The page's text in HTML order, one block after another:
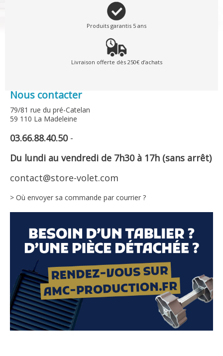
Produits garantis 5 ans
Livraison offerte dès 250€ d’achats
Nous contacter
79/81 rue du pré-Catelan
59 110 La Madeleine
03.66.88.40.50-
Du lundi au vendredi de 7h30 à 17h (sans arrêt)
contact@store-volet.com
> Où envoyer sa commande par courrier ?